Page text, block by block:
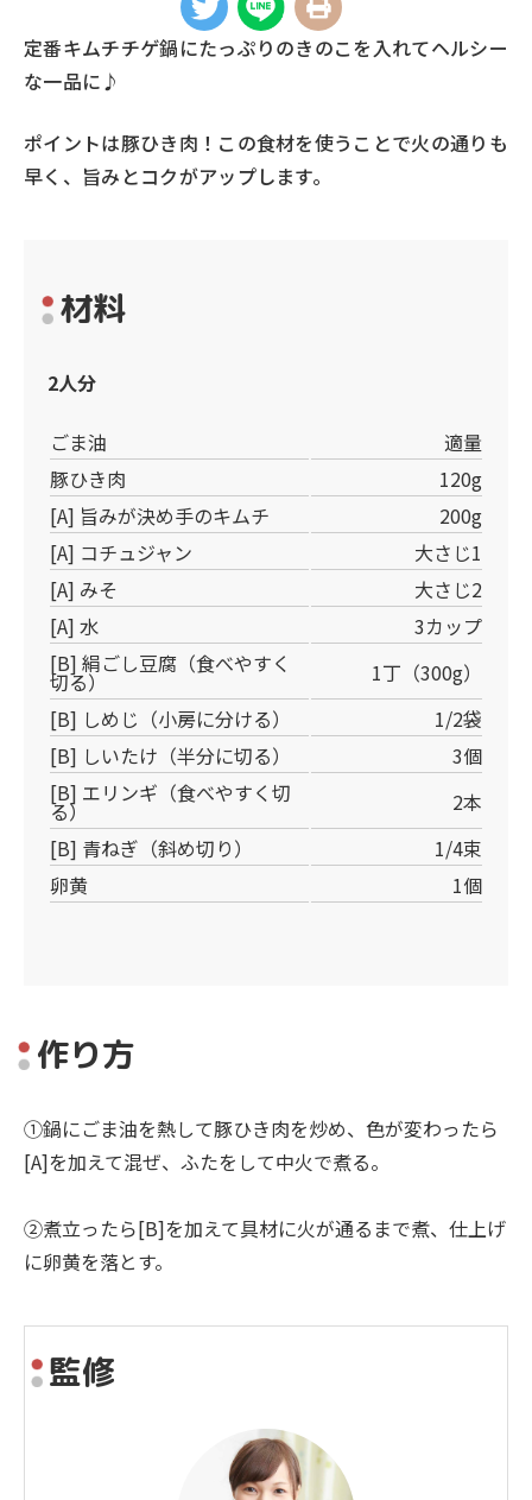
定番キムチチゲ鍋にたっぷりのきのこを入れてヘルシー
な一品に♪
ポイントは豚ひき肉！この食材を使うことで火の通りも
早く、旨みとコクがアップします。
材料
2人分
ごま油
適量
豚ひき肉
120g
[A] 旨みが決め手のキムチ
200g
[A] コチュジャン
大さじ1
[A] みそ
大さじ2
[A] 水
3カップ
[B] 絹ごし豆腐（食べやすく
切る）
1丁（300g）
[B] しめじ（小房に分ける）
1/2袋
[B] しいたけ（半分に切る）
3個
[B] エリンギ（食べやすく切
る）
2本
[B] 青ねぎ（斜め切り）
1/4束
卵黄
1個
作り方
①鍋にごま油を熱して豚ひき肉を炒め、色が変わったら
[A]を加えて混ぜ、ふたをして中火で煮る。
②煮立ったら[B]を加えて具材に火が通るまで煮、仕上げ
に卵黄を落とす。
監修